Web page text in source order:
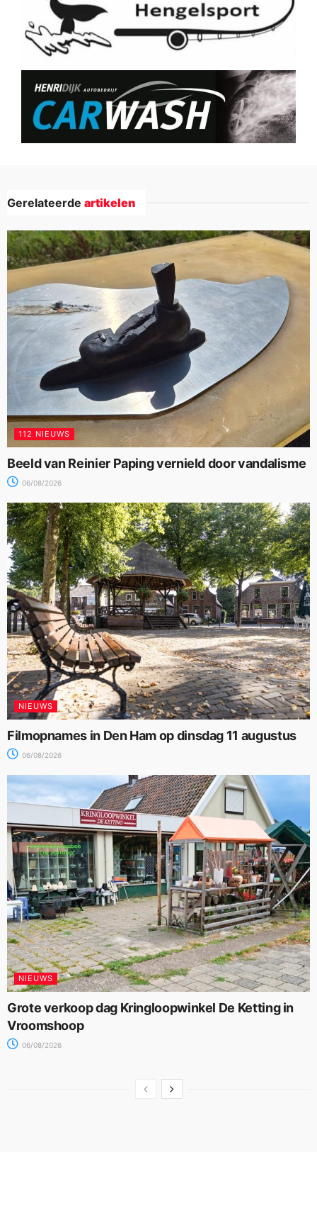
Gerelateerde artikelen
112 NIEUWS
Beeld van Reinier Paping vernield door vandalisme
06/08/2026
NIEUWS
Filmopnames in Den Ham op dinsdag 11 augustus
06/08/2026
NIEUWS
Grote verkoop dag Kringloopwinkel De Ketting in
Vroomshoop
06/08/2026